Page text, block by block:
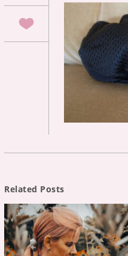
Related Posts